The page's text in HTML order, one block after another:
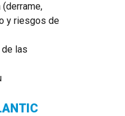
y riesgos de
las